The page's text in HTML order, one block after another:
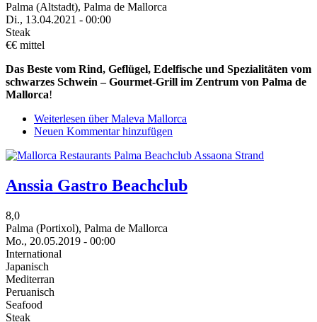
Palma (Altstadt), Palma de Mallorca
Di., 13.04.2021 - 00:00
Steak
€€ mittel
Das Beste vom Rind, Geflügel, Edelfische und Spezialitäten vom
schwarzes Schwein – Gourmet-Grill im Zentrum von Palma de
Mallorca!
Weiterlesen über Maleva Mallorca
Neuen Kommentar hinzufügen
Anssia Gastro Beachclub
8,0
Palma (Portixol), Palma de Mallorca
Mo., 20.05.2019 - 00:00
International
Japanisch
Mediterran
Peruanisch
Seafood
Steak